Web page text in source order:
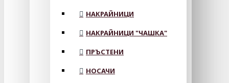
НАКРАЙНИЦИ
НАКРАЙНИЦИ "ЧАШКА"
ПРЪСТЕНИ
НОСАЧИ